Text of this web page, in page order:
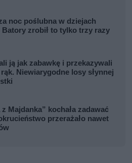
noc poślubna w dziejach
Batory zrobił to tylko trzy razy
ją jak zabawkę i przekazywali
Niewiarygodne losy słynnej
z Majdanka” kochała zadawać
przerażało nawet